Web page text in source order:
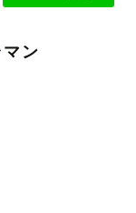
ン